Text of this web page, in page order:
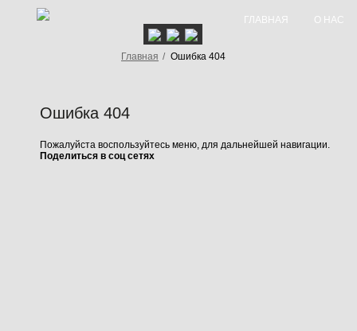
ГЛАВНАЯ О НАС
Главная / Ошибка 404
Ошибка 404
Пожалуйста воспользуйтесь меню, для дальнейшей навигации.
Поделиться в соц сетях